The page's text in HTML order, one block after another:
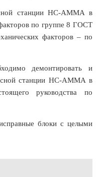
станции НС-АММА в
по группе 8 ГОСТ
факторов – по
демонтировать и
станции НС-АММА в
руководства по
блоки с целыми